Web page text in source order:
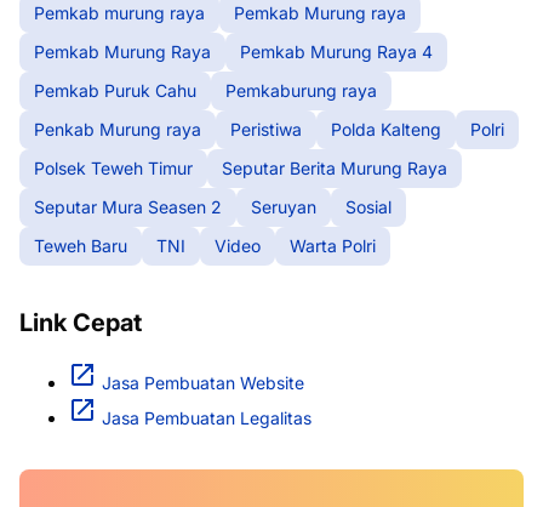
Pemkab murung raya
Pemkab Murung raya
Pemkab Murung Raya
Pemkab Murung Raya 4
Pemkab Puruk Cahu
Pemkaburung raya
Penkab Murung raya
Peristiwa Polda Kalteng
Polri
Polsek Teweh Timur
Seputar Berita Murung Raya
Seputar Mura Seasen 2
Seruyan
Sosial
Teweh Baru
TNI Video Warta Polri
Link Cepat
Jasa Pembuatan Website
Jasa Pembuatan Legalitas